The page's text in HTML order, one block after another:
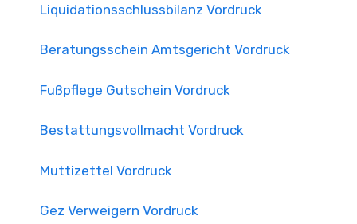
Liquidationsschlussbilanz Vordruck
Beratungsschein Amtsgericht Vordruck
Fußpflege Gutschein Vordruck
Bestattungsvollmacht Vordruck
Muttizettel Vordruck
Gez Verweigern Vordruck